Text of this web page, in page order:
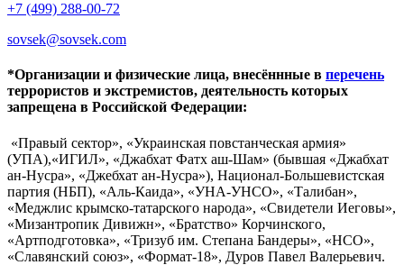
+7 (499) 288-00-72
sovsek@sovsek.com
*Организации и физические лица, внесённные в перечень
террористов и экстремистов, деятельность которых
запрещена в Российской Федерации:
«Правый сектор», «Украинская повстанческая армия»
(УПА),«ИГИЛ», «Джабхат Фатх аш-Шам» (бывшая «Джабхат
ан-Нусра», «Джебхат ан-Нусра»), Национал-Большевистская
партия (НБП), «Аль-Каида», «УНА-УНСО», «Талибан»,
«Меджлис крымско-татарского народа», «Свидетели Иеговы»,
«Мизантропик Дивижн», «Братство» Корчинского,
«Артподготовка», «Тризуб им. Степана Бандеры», «НСО»,
«Славянский союз», «Формат-18», Дуров Павел Валерьевич.